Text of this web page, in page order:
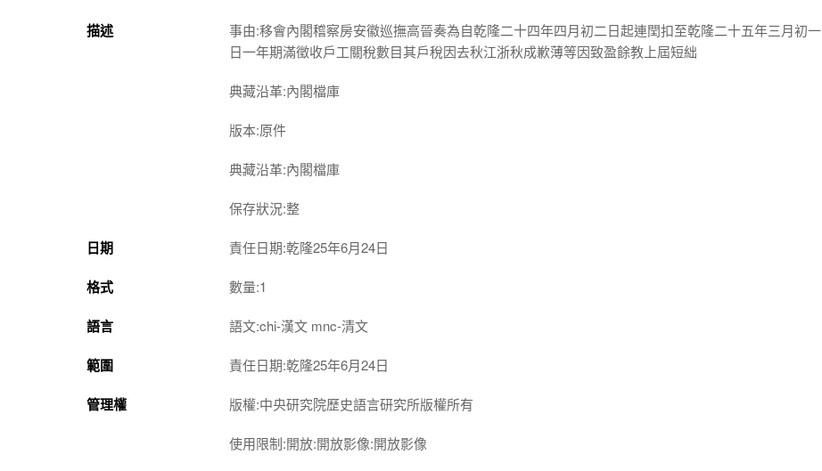
描述
事由:移會內閣稽察房安徽巡撫高晉奏為自乾隆二十四年四月初二日起連閏扣至乾隆二十五年三月初一
日一年期滿徵收戶工關稅數目其戶稅因去秋江浙秋成歉薄等因致盈餘教上屆短絀
典藏沿革:內閣檔庫
版本:原件
典藏沿革:內閣檔庫
保存狀況:整
日期 責任日期:乾隆25年6月24日
格式 數量:1
語言 語文:chi-漢文 mnc-清文
範圍 責任日期:乾隆25年6月24日
管理權 版權:中央研究院歷史語言研究所版權所有
使用限制:開放:開放影像:開放影像